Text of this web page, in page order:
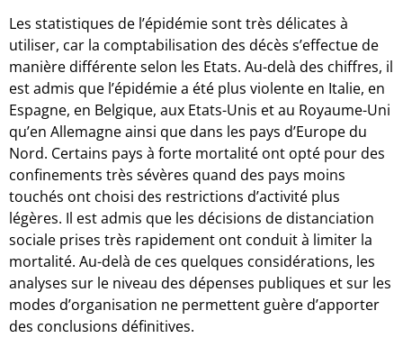
Les statistiques de l’épidémie sont très délicates à
utiliser, car la comptabilisation des décès s’effectue de
manière différente selon les Etats. Au-delà des chiffres, il
est admis que l’épidémie a été plus violente en Italie, en
Espagne, en Belgique, aux Etats-Unis et au Royaume-Uni
qu’en Allemagne ainsi que dans les pays d’Europe du
Nord. Certains pays à forte mortalité ont opté pour des
confinements très sévères quand des pays moins
touchés ont choisi des restrictions d’activité plus
légères. Il est admis que les décisions de distanciation
sociale prises très rapidement ont conduit à limiter la
mortalité. Au-delà de ces quelques considérations, les
analyses sur le niveau des dépenses publiques et sur les
modes d’organisation ne permettent guère d’apporter
des conclusions définitives.